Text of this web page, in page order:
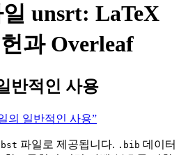
unsrt: LaTeX
과 Overleaf
반적인 사용
의 일반적인 사용”
파일로 제공됩니다. .bib 데이터